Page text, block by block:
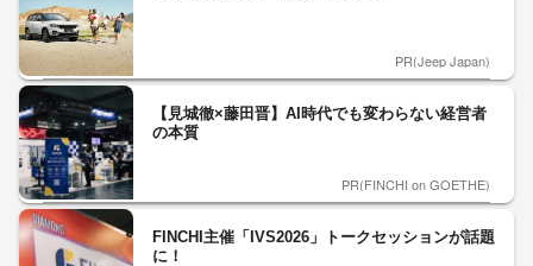
PR(Jeep Japan)
【見城徹×藤田晋】AI時代でも変わらない経営者
の本質
PR(FINCHI on GOETHE)
FINCHI主催「IVS2026」トークセッションが話題
に！